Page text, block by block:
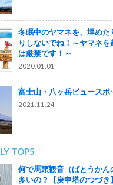
冬眠中のヤマネを、埋めた
りしないでね！～ヤマネを
は厳禁です！～
2020.01.01
富士山・八ヶ岳ビュースポ
2021.11.24
TOP5
何で馬頭観音（ばとうかん
多いの？【庚申塔のつづき】